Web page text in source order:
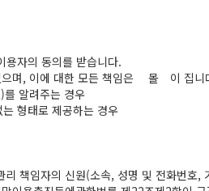
자의 동의를 받습니다.
며, 이에 대한 모든 책임은 몰 이 집니
알려주는 경우
형태로 제공하는 경우
책임자의 신원(소속, 성명 및 전화번호,